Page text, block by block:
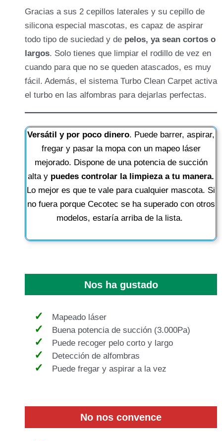
Gracias a sus 2 cepillos laterales y su cepillo de
silicona especial mascotas, es capaz de aspirar
todo tipo de suciedad y de pelos, ya sean cortos o
largos. Solo tienes que limpiar el rodillo de vez en
cuando para que no se queden atascados, es muy
fácil. Además, el sistema Turbo Clean Carpet activa
el turbo en las alfombras para dejarlas perfectas.
Versátil y por poco dinero. Puede barrer, aspirar,
fregar y pasar la mopa con un mapeo láser
mejorado. Dispone de una potencia de succión
alta y puedes controlar la limpieza a tu manera.
Lo mejor es que te vale para cualquier mascota. Si
no fuera porque Cecotec se ha superado con otros
modelos, estaría arriba de la lista.
Nos ha gustado
Mapeado láser
Buena potencia de succión (3.000Pa)
Puede recoger pelo corto y largo
Detección de alfombras
Puede fregar y aspirar a la vez
No nos convence